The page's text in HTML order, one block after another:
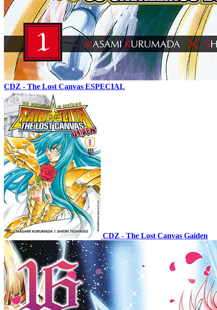
CDZ - The Lost Canvas ESPECIAL
CDZ - The Lost Canvas Gaiden